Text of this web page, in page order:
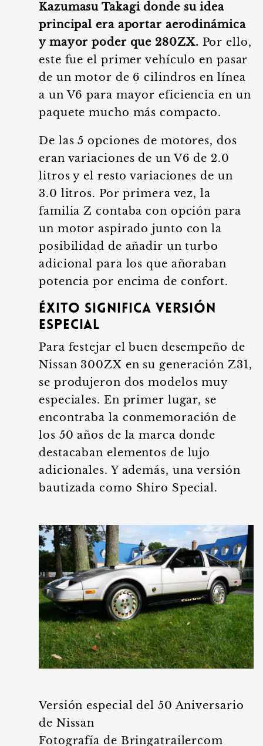
Kazumasu Takagi donde su idea
principal era aportar aerodinámica
y mayor poder que 280ZX. Por ello,
este fue el primer vehículo en pasar
de un motor de 6 cilindros en línea
a un V6 para mayor eficiencia en un
paquete mucho más compacto.
De las 5 opciones de motores, dos
eran variaciones de un V6 de 2.0
litros y el resto variaciones de un
3.0 litros. Por primera vez, la
familia Z contaba con opción para
un motor aspirado junto con la
posibilidad de añadir un turbo
adicional para los que añoraban
potencia por encima de confort.
Éxito significa versión
especial
Para festejar el buen desempeño de
Nissan 300ZX en su generación Z31,
se produjeron dos modelos muy
especiales. En primer lugar, se
encontraba la conmemoración de
los 50 años de la marca donde
destacaban elementos de lujo
adicionales. Y además, una versión
bautizada como Shiro Special.
Versión especial del 50 Aniversario
de Nissan
Fotografía de Bringatrailercom